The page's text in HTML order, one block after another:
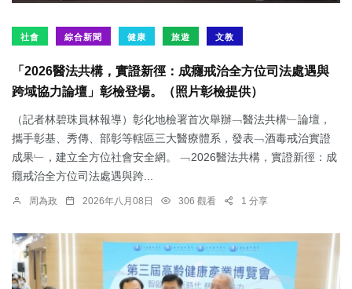
社會 綜合新聞 健康 旅遊 文教
「2026醫法共構，實證新徑：成癮戒治全方位司法處遇與
跨域協力論壇」彰檢登場。（照片彰檢提供）
（記者林碧珠員林報導）彰化地檢署首次舉辦﹁醫法共構﹂論壇，
攜手彰基、秀傳、部彰等轄區三大醫療體系，發表﹁酒毒戒治實證
成果﹂，建立全方位社會安全網。 ﹁2026醫法共構，實證新徑：成
癮戒治全方位司法處遇與跨...
周為政 2026年八月08日 306 觀看 1 分享